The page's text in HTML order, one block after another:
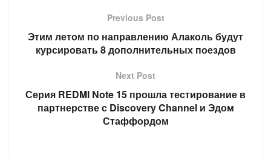
Previous Post
Этим летом по направлению Алаколь будут
курсировать 8 дополнительных поездов
Next Post
Серия REDMI Note 15 прошла тестирование в
партнерстве с Discovery Channel и Эдом
Стаффордом